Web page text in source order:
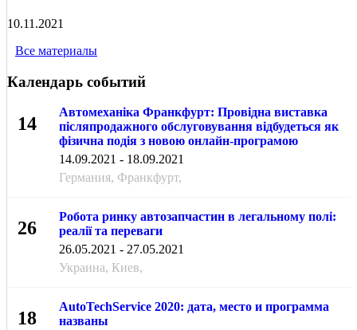
10.11.2021
Все материалы
Календарь событий
14
Автомеханіка Франкфурт: Провідна виставка
післяпродажного обслуговування відбудеться як
фізична подія з новою онлайн-програмою
14.09.2021 - 18.09.2021
Германия, Франкфурт,
26
Робота ринку автозапчастин в легальному полі:
реалії та переваги
26.05.2021 - 27.05.2021
Украина, Киев,
18
AutoTechService 2020: дата, место и программа
названы